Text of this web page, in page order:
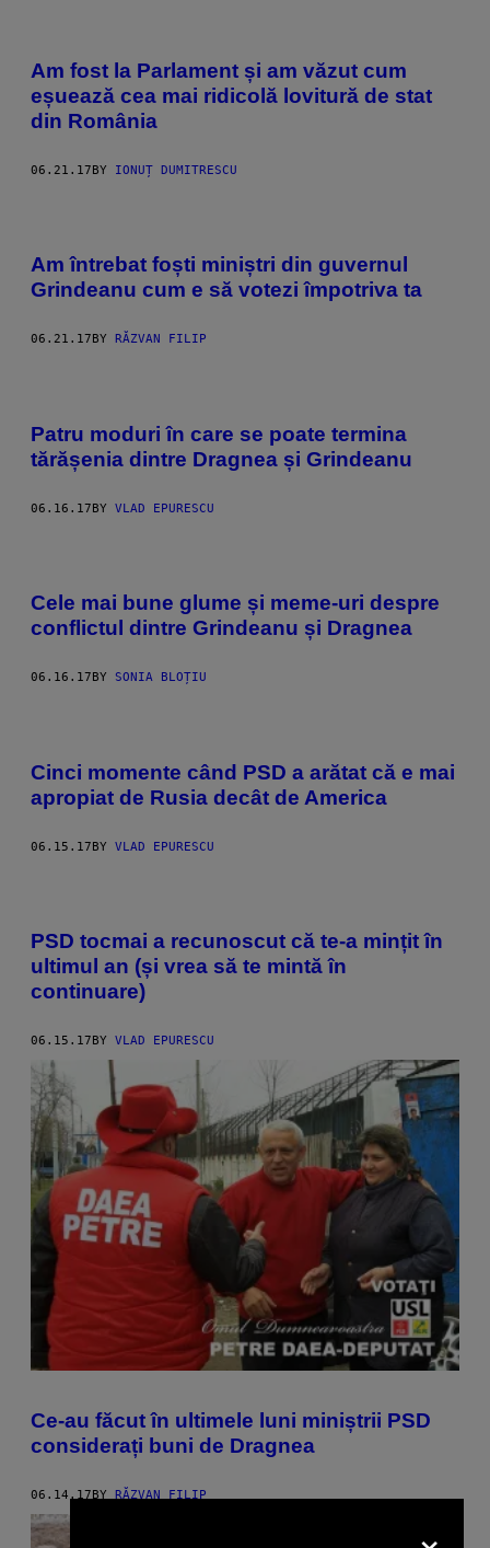
Am fost la Parlament și am văzut cum
eșuează cea mai ridicolă lovitură de stat
din România
06.21.17BY IONUȚ DUMITRESCU
Am întrebat foști miniștri din guvernul
Grindeanu cum e să votezi împotriva ta
06.21.17 BY RĂZVAN FILIP
Patru moduri în care se poate termina
tărășenia dintre Dragnea și Grindeanu
06.16.17BY VLAD EPURESCU
Cele mai bune glume și meme-uri despre
conflictul dintre Grindeanu și Dragnea
06.16.17 BY SONIA BLOȚIU
Cinci momente când PSD a arătat că e mai
apropiat de Rusia decât de America
06.15.17BY VLAD EPURESCU
PSD tocmai a recunoscut că te-a mințit în
ultimul an (și vrea să te mintă în
continuare)
06.15.17 BY VLAD EPURESCU
Ce-au făcut în ultimele luni miniștrii PSD
considerați buni de Dragnea
06.14.17 BY RĂZVAN FILIP